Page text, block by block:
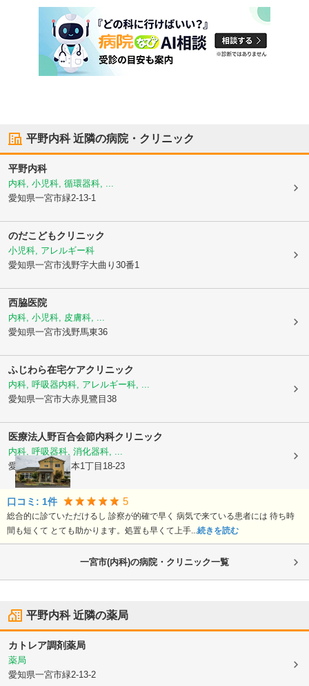
平野内科近隣の病院・クリニック
平野内科
内科, 小児科, 循環器科, ...
愛知県一宮市緑2-13-1
のだこどもクリニック
小児科, アレルギー科
愛知県一宮市浅野字大曲り30番1
西脇医院
内科, 小児科, 皮膚科, ...
愛知県一宮市浅野馬東36
ふじわら在宅ケアクリニック
内科, 呼吸器内科, アレルギー科, ...
愛知県一宮市大赤見鷺目38
医療法人野百合会節内科クリニック
内科, 呼吸器科, 消化器科, ...
愛知県一宮市森本1丁目18-23
口コミ: 1件 5
総合的に診ていただけるし 診察が的確で早く 病気で来ている患者には 待ち時
間も短くて とても助かります。処置も早くて上手... 続きを読む
一宮市(内科)の病院・クリニック一覧
平野内科近隣の薬局
カトレア調剤薬局
薬局
愛知県一宮市緑2-13-2